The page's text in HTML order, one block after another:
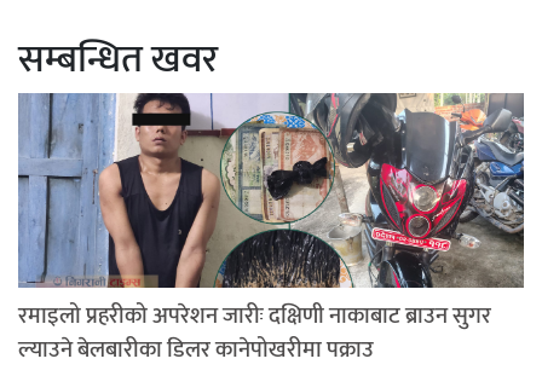
सम्बन्धित खवर
रमाइलो प्रहरीको अपरेशन जारीः दक्षिणी नाकाबाट ब्राउन सुगर
ल्याउने बेलबारीका डिलर कानेपोखरीमा पक्राउ